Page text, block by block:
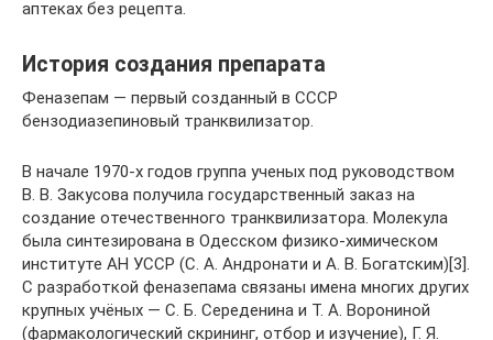
аптеках без рецепта.
История создания препарата
Феназепам — первый созданный в СССР
бензодиазепиновый транквилизатор.
В начале 1970-х годов группа ученых под руководством
В. В. Закусова получила государственный заказ на
создание отечественного транквилизатора. Молекула
была синтезирована в Одесском физико-химическом
институте АН УССР (С. А. Андронати и А. В. Богатским)[3].
С разработкой феназепама связаны имена многих других
крупных учёных — С. Б. Середенина и Т. А. Ворониной
(фармакологический скрининг, отбор и изучение), Г. Я.